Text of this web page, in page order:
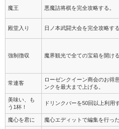
魔王 悪魔詰将棋を完全攻略する。
殿堂入り 日ノ本武闘大会を完全攻略する
強制徴収 魔界観光で全ての宝箱を開ける
常連客
ローゼンクイーン商会のお得
ンクを最大まで上げる。
美味い、も
う1杯！
ドリンクバーを50回以上利用
魔心を君に 魔心エディットで編集を行った